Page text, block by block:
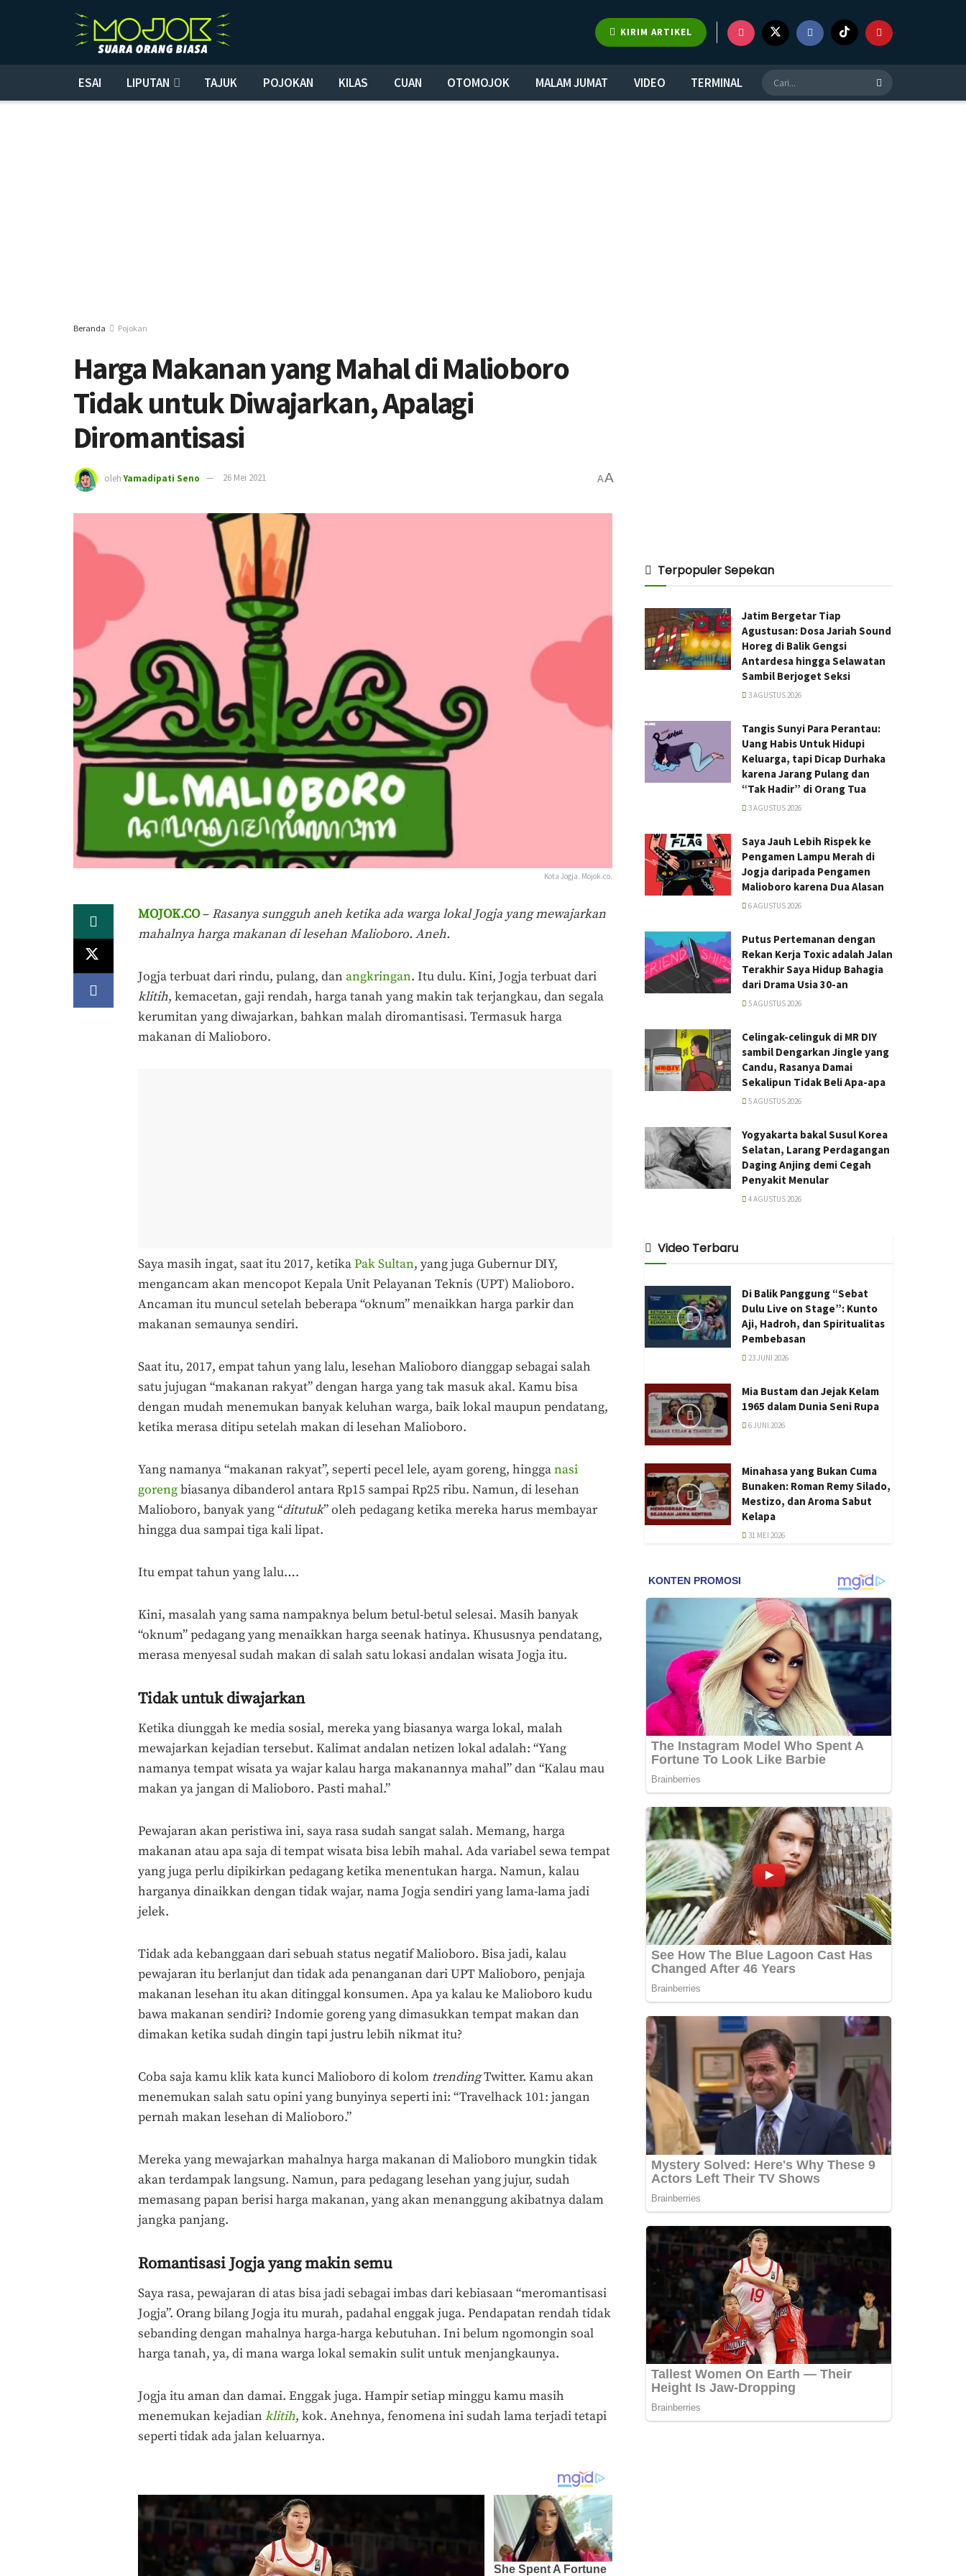
KIRIM ARTIKEL
ESAI LIPUTAN TAJUK POJOKAN KILAS CUAN OTOMOJOK MALAM JUMAT VIDEO TERMINAL
Beranda Pojokan
Harga Makanan yang Mahal di Malioboro
Tidak untuk Diwajarkan, Apalagi
Diromantisasi
oleh Yamadipati Seno 26 Mei 2021 AA
Kota Jogja. Mojok.co.
MOJOK.CO– Rasanya sungguh aneh ketika ada warga lokal Jogja yang mewajarkan
mahalnya harga makanan di lesehan Malioboro. Aneh.
Jogja terbuat dari rindu, pulang, dan angkringan. Itu dulu. Kini, Jogja terbuat dari
klitih, kemacetan, gaji rendah, harga tanah yang makin tak terjangkau, dan segala
kerumitan yang diwajarkan, bahkan malah diromantisasi. Termasuk harga
makanan di Malioboro.
Saya masih ingat, saat itu 2017, ketikaPak Sultan, yang juga Gubernur DIY,
mengancam akan mencopot Kepala Unit Pelayanan Teknis (UPT) Malioboro.
Ancaman itu muncul setelah beberapa “oknum” menaikkan harga parkir dan
makanan semaunya sendiri.
Saat itu, 2017, empat tahun yang lalu, lesehan Malioboro dianggap sebagai salah
satu jujugan “makanan rakyat” dengan harga yang tak masuk akal. Kamu bisa
dengan mudah menemukan banyak keluhan warga, baik lokal maupun pendatang,
ketika merasa ditipu setelah makan di lesehan Malioboro.
Yang namanya “makanan rakyat”, seperti pecel lele, ayam goreng, hingganasi
gorengbiasanya dibanderol antara Rp15 sampai Rp25 ribu. Namun, di lesehan
Malioboro, banyak yang “ditutuk” oleh pedagang ketika mereka harus membayar
hingga dua sampai tiga kali lipat.
Itu empat tahun yang lalu….
Kini, masalah yang sama nampaknya belum betul-betul selesai. Masih banyak
“oknum” pedagang yang menaikkan harga seenak hatinya. Khususnya pendatang,
merasa menyesal sudah makan di salah satu lokasi andalan wisata Jogja itu.
Tidak untuk diwajarkan
Ketika diunggah ke media sosial, mereka yang biasanya warga lokal, malah
mewajarkan kejadian tersebut. Kalimat andalan netizen lokal adalah: “Yang
namanya tempat wisata ya wajar kalau harga makanannya mahal” dan “Kalau mau
makan ya jangan di Malioboro. Pasti mahal.”
Pewajaran akan peristiwa ini, saya rasa sudah sangat salah. Memang, harga
makanan atau apa saja di tempat wisata bisa lebih mahal. Ada variabel sewa tempat
yang juga perlu dipikirkan pedagang ketika menentukan harga. Namun, kalau
harganya dinaikkan dengan tidak wajar, nama Jogja sendiri yang lama-lama jadi
jelek.
Tidak ada kebanggaan dari sebuah status negatif Malioboro. Bisa jadi, kalau
pewajaran itu berlanjut dan tidak ada penanganan dari UPT Malioboro, penjaja
makanan lesehan itu akan ditinggal konsumen. Apa ya kalau ke Malioboro kudu
bawa makanan sendiri? Indomie goreng yang dimasukkan tempat makan dan
dimakan ketika sudah dingin tapi justru lebih nikmat itu?
Coba saja kamu klik kata kunci Malioboro di kolom trendingTwitter. Kamu akan
menemukan salah satu opini yang bunyinya seperti ini: “Travelhack 101: jangan
pernah makan lesehan di Malioboro.”
Mereka yang mewajarkan mahalnya harga makanan di Malioboro mungkin tidak
akan terdampak langsung. Namun, para pedagang lesehan yang jujur, sudah
memasang papan berisi harga makanan, yang akan menanggung akibatnya dalam
jangka panjang.
Romantisasi Jogja yang makin semu
Saya rasa, pewajaran di atas bisa jadi sebagai imbas dari kebiasaan “meromantisasi
Jogja”. Orang bilang Jogja itu murah, padahal enggak juga. Pendapatan rendah tidak
sebanding dengan mahalnya harga-harga kebutuhan. Ini belum ngomongin soal
harga tanah, ya, di mana warga lokal semakin sulit untuk menjangkaunya.
Jogja itu aman dan damai. Enggak juga. Hampir setiap minggu kamu masih
menemukan kejadian klitih, kok. Anehnya, fenomena ini sudah lama terjadi tetapi
seperti tidak ada jalan keluarnya.
Terpopuler Sepekan
Jatim Bergetar Tiap
Agustusan: Dosa Jariah Sound
Horeg di Balik Gengsi
Antardesa hingga Selawatan
Sambil Berjoget Seksi
3 AGUSTUS 2026
Tangis Sunyi Para Perantau:
Uang Habis Untuk Hidupi
Keluarga, tapi Dicap Durhaka
karena Jarang Pulang dan
“Tak Hadir” di Orang Tua
3 AGUSTUS 2026
Saya Jauh Lebih Rispek ke
Pengamen Lampu Merah di
Jogja daripada Pengamen
Malioboro karena Dua Alasan
6 AGUSTUS 2026
Putus Pertemanan dengan
Rekan Kerja Toxic adalah Jalan
Terakhir Saya Hidup Bahagia
dari Drama Usia 30-an
5 AGUSTUS 2026
Celingak-celinguk di MR DIY
sambil Dengarkan Jingle yang
Candu, Rasanya Damai
Sekalipun Tidak Beli Apa-apa
5 AGUSTUS 2026
Yogyakarta bakal Susul Korea
Selatan, Larang Perdagangan
Daging Anjing demi Cegah
Penyakit Menular
4 AGUSTUS 2026
Video Terbaru
Di Balik Panggung “Sebat
Dulu Live on Stage”: Kunto
Aji, Hadroh, dan Spiritualitas
Pembebasan
23 JUNI 2026
Mia Bustam dan Jejak Kelam
1965 dalam Dunia Seni Rupa
6 JUNI 2026
Minahasa yang Bukan Cuma
Bunaken: Roman Remy Silado,
Mestizo, dan Aroma Sabut
Kelapa
31 MEI 2026